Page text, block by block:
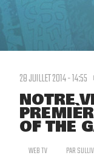
28 JUILLET 2014 - 14:55
NOTRE
OF THE
WEB TV PAR